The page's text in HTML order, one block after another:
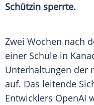
Schützin sperrte.
Zwei Wochen nach
einer Schule in
Unterhaltungen der
auf. Das leitende
Entwicklers OpenAI